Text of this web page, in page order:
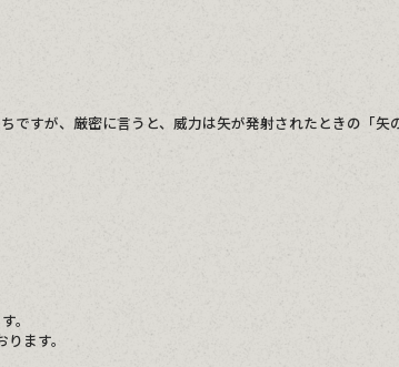
ですが、厳密に言うと、威力は矢が発射されたときの「矢
。
ます。